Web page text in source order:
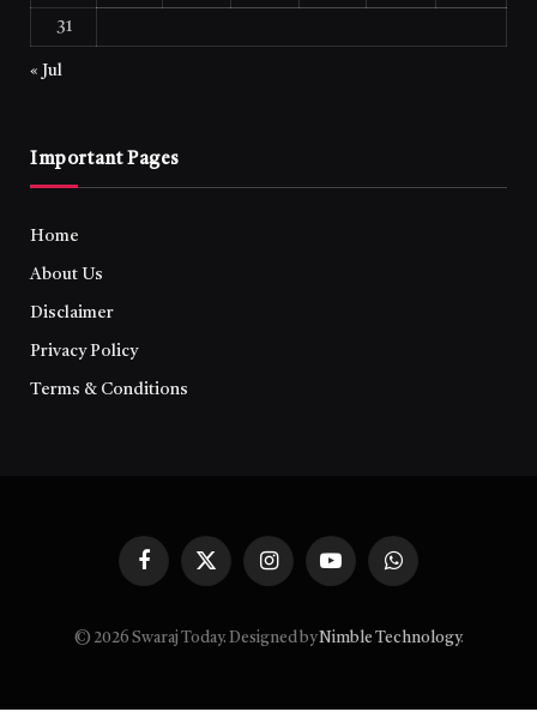
31
« Jul
Important Pages
Home
About Us
Disclaimer
Privacy Policy
Terms & Conditions
FacebookX
InstagramYouTubeWhatsApp
© 2026 Swaraj Today. Designed byNimble Technology.